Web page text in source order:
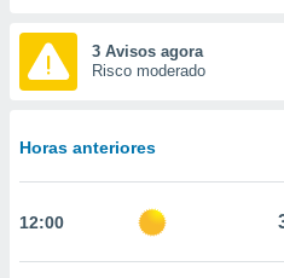
digital
ou
permite-
3 Avisos agora
Risco moderado
Horas anteriores
12:00